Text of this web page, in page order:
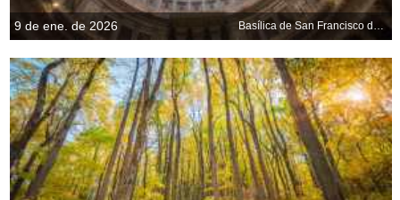
9 de ene. de 2026 Basílica de San Francisco de Paula, Nápoles, Italia